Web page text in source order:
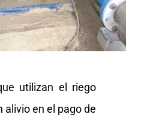
utilizan el riego
alivio en el pago de